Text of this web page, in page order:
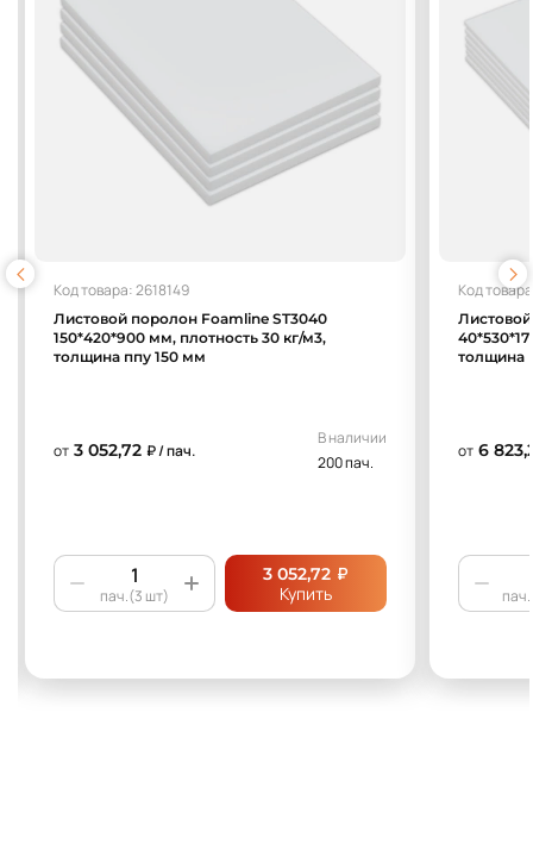
Код товара: 2618149
Листовой поролон Foamline ST3040
150*420*900 мм, плотность 30 кг/м3,
толщина ппу 150 мм
от 3 052,72 ₽ / пач.
В наличии
200 пач.
пач.(3 шт)
3 052,72 ₽
Купить
Код
толщина
от 6